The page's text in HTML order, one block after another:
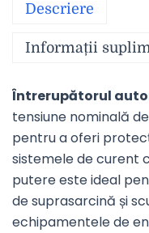
Descriere
Informații
Întrerupătorul
tensiune nominală
pentru a oferi
sistemele de curent
putere este ideal
de suprasarcină și
echipamentele de